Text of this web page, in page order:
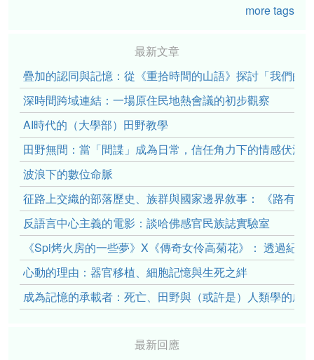
more tags
最新文章
疊加的認同與記憶：從《重拾時間的山語》探討「我們的
深時間跨域連結：一場原住民地熱會議的初步觀察
AI時代的（大學部）田野教學
田野無間：當「間諜」成為日常，信任角力下的情感伏流
波浪下的數位命脈
征路上交織的部落歷史、族群與國家邊界敘事： 《路有
反語言中心主義的電影：談哈佛感官民族誌實驗室
《Spi烤火房的一些夢》X《傳奇女伶高菊花》： 透過紀
心動的理由：器官移植、細胞記憶與生死之絆
成為記憶的承載者：死亡、田野與（或許是）人類學的成
最新回應